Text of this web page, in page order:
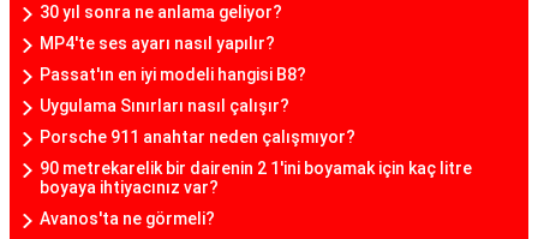
30 yıl sonra ne anlama geliyor?
MP4'te ses ayarı nasıl yapılır?
Passat'ın en iyi modeli hangisi B8?
Uygulama Sınırları nasıl çalışır?
Porsche 911 anahtar neden çalışmıyor?
90 metrekarelik bir dairenin 2 1'ini boyamak için kaç litre
boyaya ihtiyacınız var?
Avanos'ta ne görmeli?